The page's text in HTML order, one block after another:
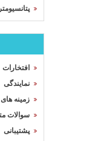
پتانسیومتر
افتخارات
نمایندگی
زمینه
سوالات
پشتیبانی